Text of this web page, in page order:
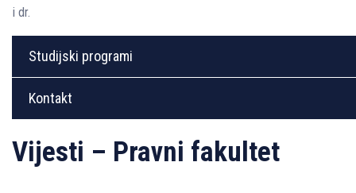
i dr.
Studijski programi
Kontakt
Vijesti – Pravni fakultet